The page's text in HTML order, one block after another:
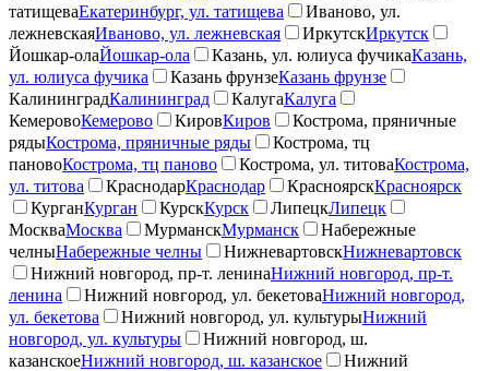
татищеваЕкатеринбург, ул. татищева
Иваново, ул.
лежневскаяИваново, ул. лежневская ИркутскИркутск
Йошкар-олаЙошкар-ола Казань, ул. юлиуса фучикаКазань,
ул. юлиуса фучика
Казань фрунзеКазань фрунзе
КалининградКалининград КалугаКалуга
КемеровоКемерово КировКиров
Кострома, пряничные
рядыКострома, пряничные ряды
Кострома, тц
пановоКострома, тц паново Кострома, ул. титоваКострома,
ул. титова
КраснодарКраснодар КрасноярскКрасноярск
КурганКурган КурскКурск ЛипецкЛипецк
МоскваМосква МурманскМурманск
Набережные
челныНабережные челны НижневартовскНижневартовск
Нижний новгород, пр-т. ленинаНижний новгород, пр-т.
ленина
Нижний новгород, ул. бекетоваНижний новгород,
ул. бекетова
Нижний новгород, ул. культурыНижний
новгород, ул. культуры
Нижний новгород, ш.
казанскоеНижний новгород, ш. казанское
Нижний